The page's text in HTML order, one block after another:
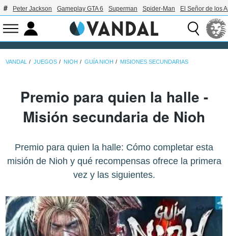
Peter Jackson Gameplay GTA 6 Superman Spider-Man El Señor de los
VANDAL JUEGOS NIOH GUÍA NIOH MISIONES SECUNDARIAS
Premio para quien la halle -
Misión secundaria de Nioh
Premio para quien la halle: Cómo completar esta
misión de Nioh y qué recompensas ofrece la primera
vez y las siguientes.